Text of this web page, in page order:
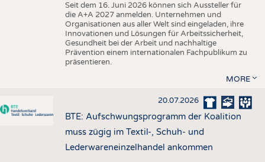
Seit dem 16. Juni 2026 können sich Aussteller für
die A+A 2027 anmelden. Unternehmen und
Organisationen aus aller Welt sind eingeladen, ihre
Innovationen und Lösungen für Arbeitssicherheit,
Gesundheit bei der Arbeit und nachhaltige
Prävention einem internationalen Fachpublikum zu
präsentieren.
MORE
20.07.2026
BTE: Aufschwungsprogramm der Koalition
muss zügig im Textil-, Schuh- und
Lederwareneinzelhandel ankommen